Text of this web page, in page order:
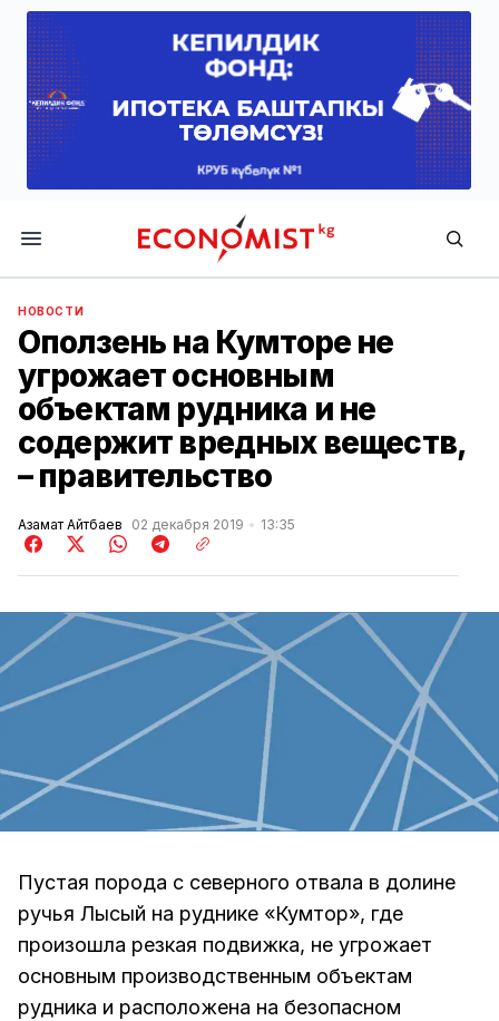
Economist.kg
НОВОСТИ
Оползень на Кумторе не
угрожает основным
объектам рудника и не
содержит вредных веществ,
– правительство
Азамат Айтбаев 02 декабря 2019 13:35
Пустая порода с северного отвала в долине
ручья Лысый на руднике «Кумтор», где
произошла резкая подвижка, не угрожает
основным производственным объектам
рудника и расположена на безопасном